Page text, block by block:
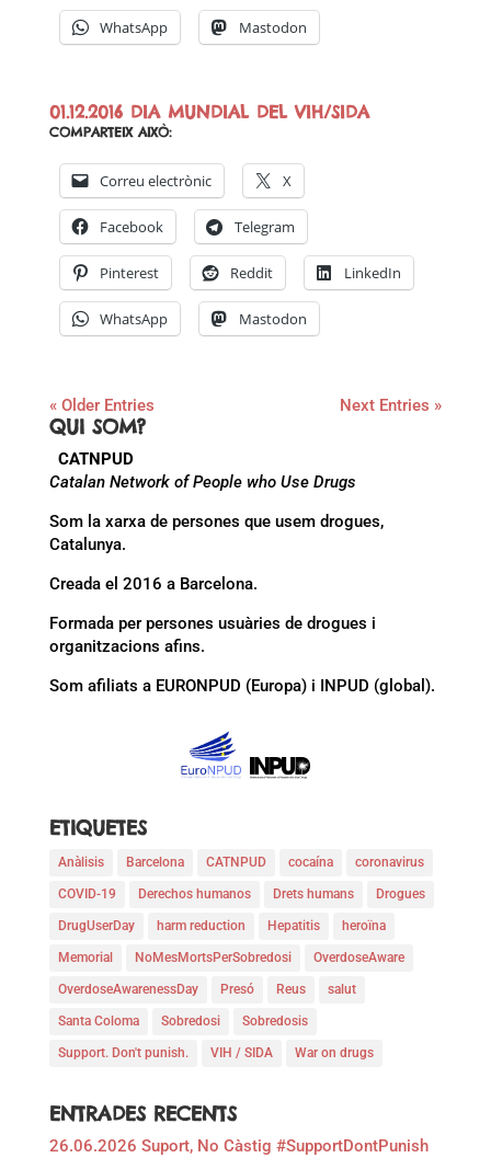
WhatsApp Mastodon
01.12.2016 DIA MUNDIAL DEL VIH/SIDA
COMPARTEIX AIXÒ:
Correu electrònic X
Facebook Telegram
Pinterest Reddit LinkedIn
WhatsApp Mastodon
« Older Entries Next Entries »
QUI SOM?
CATNPUD
Catalan Network of People who Use Drugs
Som la xarxa de persones que usem drogues,
Catalunya.
Creada el 2016 a Barcelona.
Formada per persones usuàries de drogues i
organitzacions afins.
Som afiliats a EURONPUD (Europa) i INPUD (global).
ETIQUETES
Anàlisis Barcelona CATNPUD cocaína coronavirus
COVID-19 Derechos humanos Drets humans Drogues
DrugUserDay harm reduction Hepatitis heroïna
Memorial NoMesMortsPerSobredosi OverdoseAware
OverdoseAwarenessDay Presó Reus salut
Santa Coloma Sobredosi Sobredosis
Support. Don't punish. VIH / SIDA War on drugs
ENTRADES RECENTS
26.06.2026 Suport, No Càstig #SupportDontPunish